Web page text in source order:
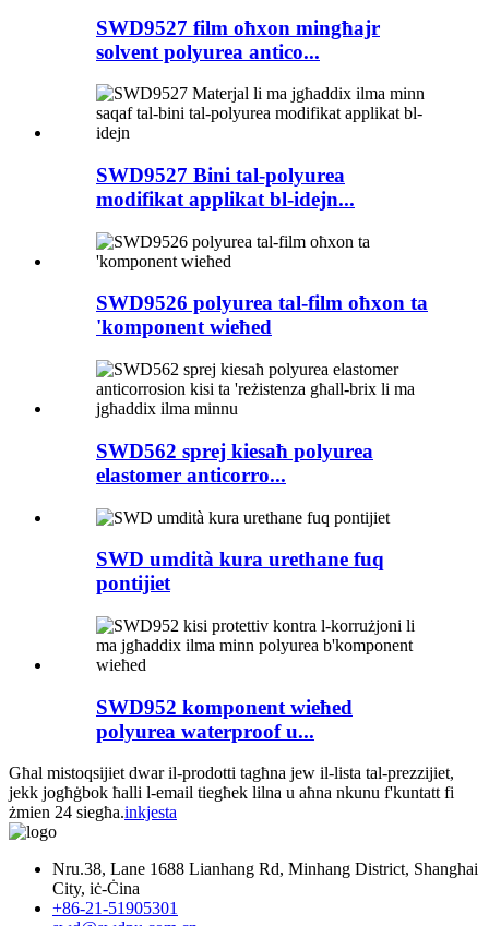
SWD9527 film oħxon mingħajr
solvent polyurea antico...
SWD9527 Bini tal-polyurea
modifikat applikat bl-idejn...
SWD9526 polyurea tal-film oħxon ta
'komponent wieħed
SWD562 sprej kiesaħ polyurea
elastomer anticorro...
SWD umdità kura urethane fuq
pontijiet
SWD952 komponent wieħed
polyurea waterproof u...
Għal mistoqsijiet dwar il-prodotti tagħna jew il-lista tal-prezzijiet,
jekk jogħġbok ħalli l-email tiegħek lilna u aħna nkunu f'kuntatt fi
żmien 24 siegħa.inkjesta
Nru.38, Lane 1688 Lianhang Rd, Minhang District, Shanghai
City, iċ-Ċina
+86-21-51905301